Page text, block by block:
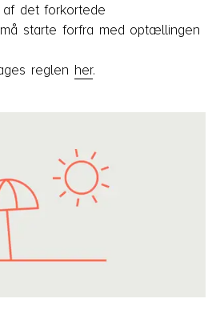
det forkortede
starte forfra med optællingen
reglen her.